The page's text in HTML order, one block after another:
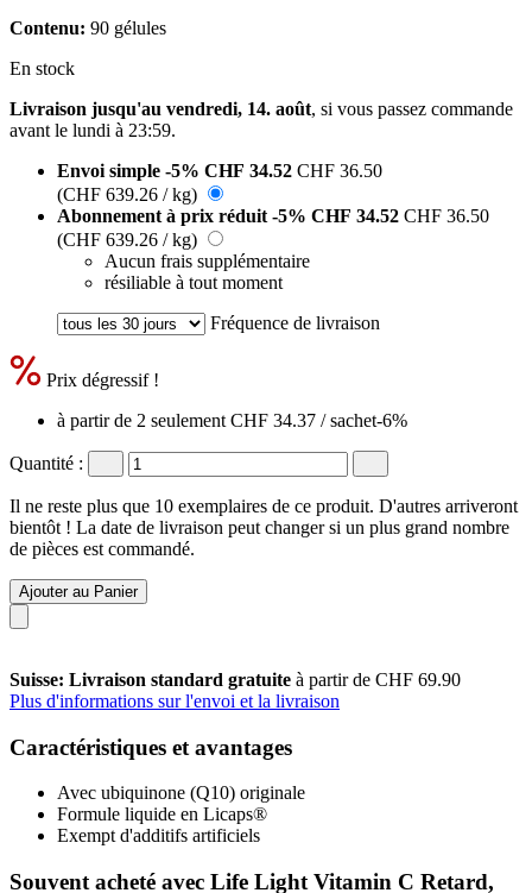
Contenu: 90 gélules
En stock
Livraison jusqu'au vendredi, 14. août, si vous passez commande
avant le lundi à 23:59.
Envoi simple -5% CHF 34.52 CHF 36.50
(CHF 639.26 / kg)
Abonnement à prix réduit -5% CHF 34.52 CHF 36.50
(CHF 639.26 / kg)
Aucun frais supplémentaire
résiliable à tout moment
Fréquence de livraison
Prix dégressif !
à partir de 2 seulement CHF 34.37 / sachet-6%
Quantité :
Il ne reste plus que 10 exemplaires de ce produit. D'autres arriveront
bientôt ! La date de livraison peut changer si un plus grand nombre
de pièces est commandé.
Ajouter au Panier
Suisse: Livraison standard gratuite à partir de CHF 69.90
Plus d'informations sur l'envoi et la livraison
Caractéristiques et avantages
Avec ubiquinone (Q10) originale
Formule liquide en Licaps®
Exempt d'additifs artificiels
Souvent acheté avec Life Light Vitamin C Retard,